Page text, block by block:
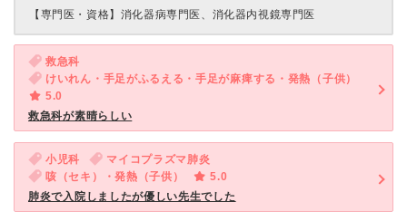
【専門医・資格】 消化器病専門医、消化器内視鏡専門医
救急科
けいれん・手足がふるえる・手足が麻痺する・発熱（子供）
5.0
救急科が素晴らしい
小児科
マイコプラズマ肺炎
咳（セキ）・発熱（子供）
5.0
肺炎で入院しましたが優しい先生でした